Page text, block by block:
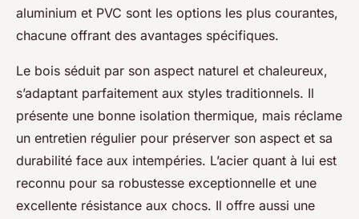
aluminium et PVC sont les options les plus courantes,
chacune offrant des avantages spécifiques.
Le bois séduit par son aspect naturel et chaleureux,
s’adaptant parfaitement aux styles traditionnels. Il
présente une bonne isolation thermique, mais réclame
un entretien régulier pour préserver son aspect et sa
durabilité face aux intempéries. L’acier quant à lui est
reconnu pour sa robustesse exceptionnelle et une
excellente résistance aux chocs. Il offre aussi une